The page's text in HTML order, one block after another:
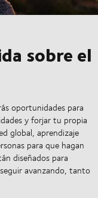
sobre el
oportunidades para
y forjar tu propia
global, aprendizaje
para que hagan
diseñados para
avanzando, tanto